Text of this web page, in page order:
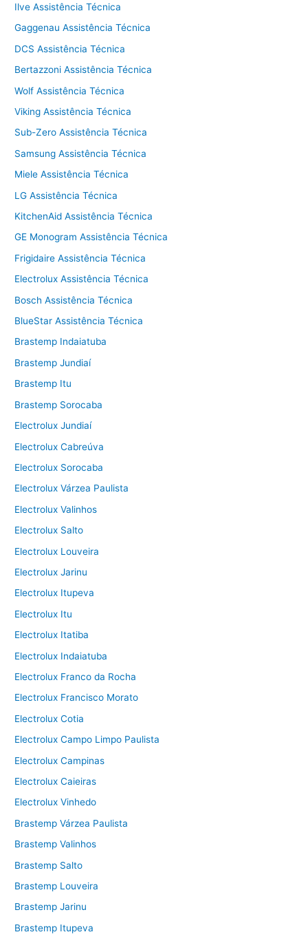
Ilve Assistência Técnica
Gaggenau Assistência Técnica
DCS Assistência Técnica
Bertazzoni Assistência Técnica
Wolf Assistência Técnica
Viking Assistência Técnica
Sub-Zero Assistência Técnica
Samsung Assistência Técnica
Miele Assistência Técnica
LG Assistência Técnica
KitchenAid Assistência Técnica
GE Monogram Assistência Técnica
Frigidaire Assistência Técnica
Electrolux Assistência Técnica
Bosch Assistência Técnica
BlueStar Assistência Técnica
Brastemp Indaiatuba
Brastemp Jundiaí
Brastemp Itu
Brastemp Sorocaba
Electrolux Jundiaí
Electrolux Cabreúva
Electrolux Sorocaba
Electrolux Várzea Paulista
Electrolux Valinhos
Electrolux Salto
Electrolux Louveira
Electrolux Jarinu
Electrolux Itupeva
Electrolux Itu
Electrolux Itatiba
Electrolux Indaiatuba
Electrolux Franco da Rocha
Electrolux Francisco Morato
Electrolux Cotia
Electrolux Campo Limpo Paulista
Electrolux Campinas
Electrolux Caieiras
Electrolux Vinhedo
Brastemp Várzea Paulista
Brastemp Valinhos
Brastemp Salto
Brastemp Louveira
Brastemp Jarinu
Brastemp Itupeva